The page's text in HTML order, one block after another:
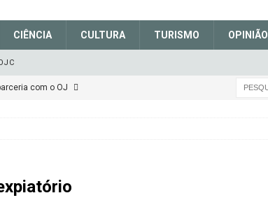
CIÊNCIA CULTURA TURISMO OPINIÃO
com o OJ
de São Joaquim